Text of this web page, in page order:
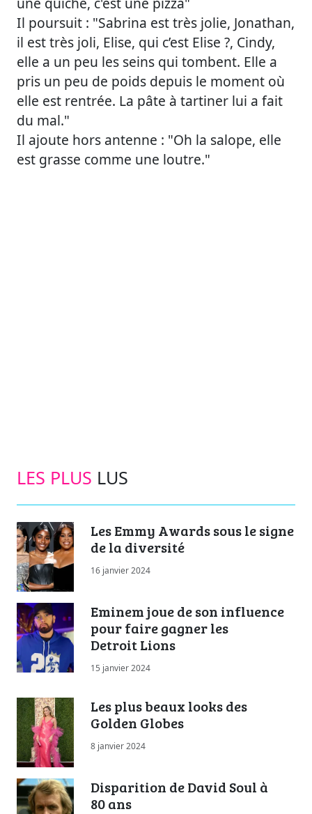
Il poursuit : "Sabrina est très jolie, Jonathan,
il est très joli, Elise, qui c’est Elise ?, Cindy,
elle a un peu les seins qui tombent. Elle a
pris un peu de poids depuis le moment où
elle est rentrée. La pâte à tartiner lui a fait
du mal."
Il ajoute hors antenne : "Oh la salope, elle
est grasse comme une loutre."
LES PLUS LUS
Les Emmy Awards sous le signe
de la diversité
16 janvier 2024
Eminem joue de son influence
pour faire gagner les
Detroit Lions
15 janvier 2024
Les plus beaux looks des
Golden Globes
8 janvier 2024
Disparition de David Soul à
80 ans